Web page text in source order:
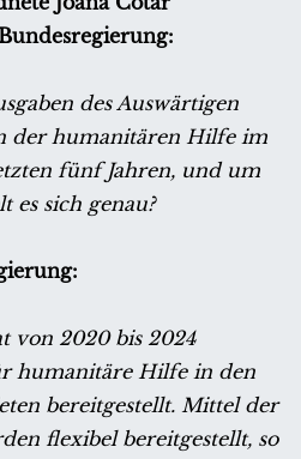
des Auswärtigen
der humanitären Hilfe im
fünf Jahren, und um
es sich genau?
von 2020 bis 2024
humanitäre Hilfe in den
bereitgestellt. Mittel der
flexibel bereitgestellt, so